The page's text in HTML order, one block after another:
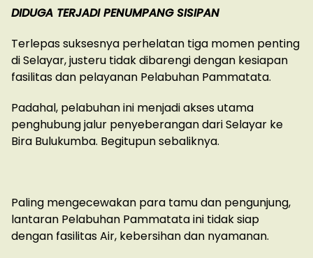
DIDUGA TERJADI PENUMPANG SISIPAN
Terlepas suksesnya perhelatan tiga momen penting
di Selayar, justeru tidak dibarengi dengan kesiapan
fasilitas dan pelayanan Pelabuhan Pammatata.
Padahal, pelabuhan ini menjadi akses utama
penghubung jalur penyeberangan dari Selayar ke
Bira Bulukumba. Begitupun sebaliknya.
Paling mengecewakan para tamu dan pengunjung,
lantaran Pelabuhan Pammatata ini tidak siap
dengan fasilitas Air, kebersihan dan nyamanan.